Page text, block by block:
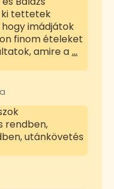
ki tettetek
imádjátok
finom ételeket
amire a …
rendben,
utánkövetés